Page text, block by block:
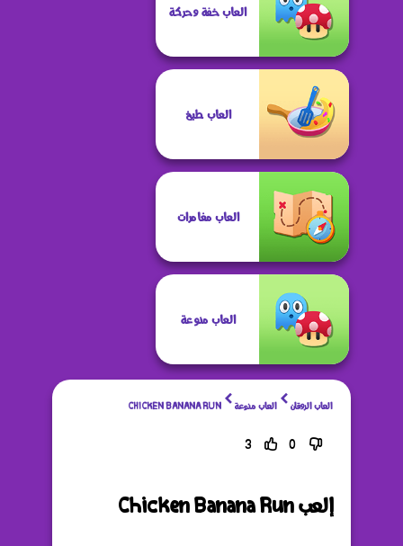
العاب خفة وحركة
العاب طبخ
العاب مغامرات
العاب منوعة
العاب الروقان العاب منوعة CHICKEN BANANA RUN
0
3
إلعب Chicken Banana Run